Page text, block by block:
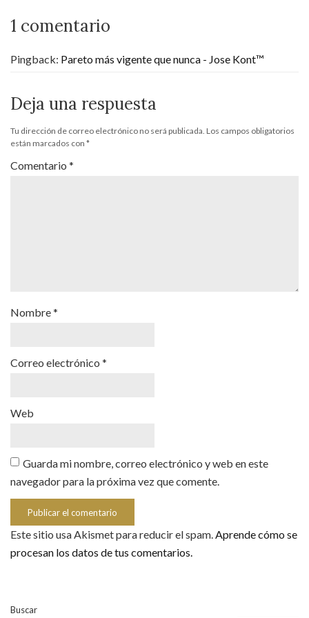
1 comentario
Pingback: Pareto más vigente que nunca - Jose Kont™
Deja una respuesta
Tu dirección de correo electrónico no será publicada. Los campos obligatorios
están marcados con *
Comentario *
Nombre*
Correo electrónico *
Web
Guarda mi nombre, correo electrónico y web en este
navegador para la próxima vez que comente.
Este sitio usa Akismet para reducir el spam.Aprende cómo se
procesan los datos de tus comentarios.
Buscar